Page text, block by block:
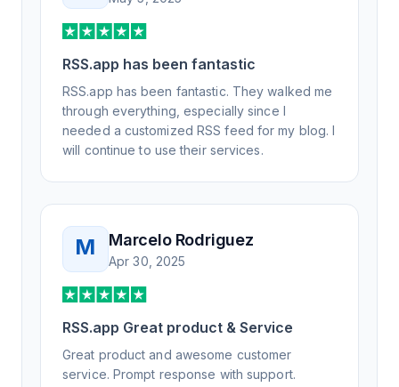
RSS.app has been fantastic
RSS.app has been fantastic. They walked me
through everything, especially since I
needed a customized RSS feed for my blog. I
will continue to use their services.
M Marcelo Rodriguez
Apr 30, 2025
RSS.app Great product & Service
Great product and awesome customer
service. Prompt response with support.